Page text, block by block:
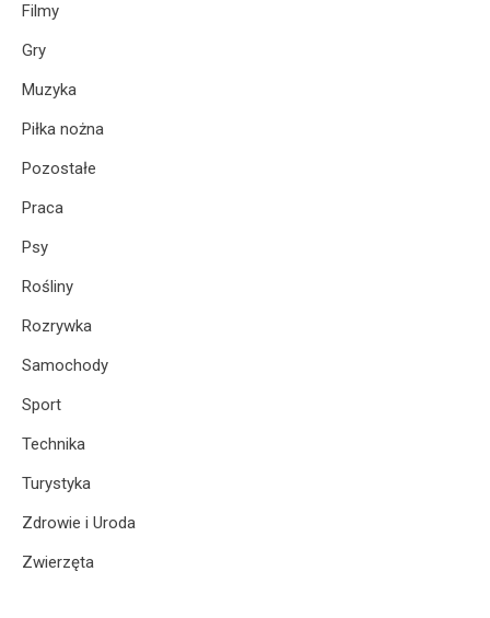
Filmy
Gry
Muzyka
Piłka nożna
Pozostałe
Praca
Psy
Rośliny
Rozrywka
Samochody
Sport
Technika
Turystyka
Zdrowie i Uroda
Zwierzęta